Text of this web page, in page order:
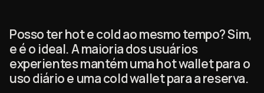
Posso ter hot e cold ao mesmo tempo? Sim,
e é o ideal. A maioria dos usuários
experientes mantém uma hot wallet para o
uso diário e uma cold wallet para a reserva.